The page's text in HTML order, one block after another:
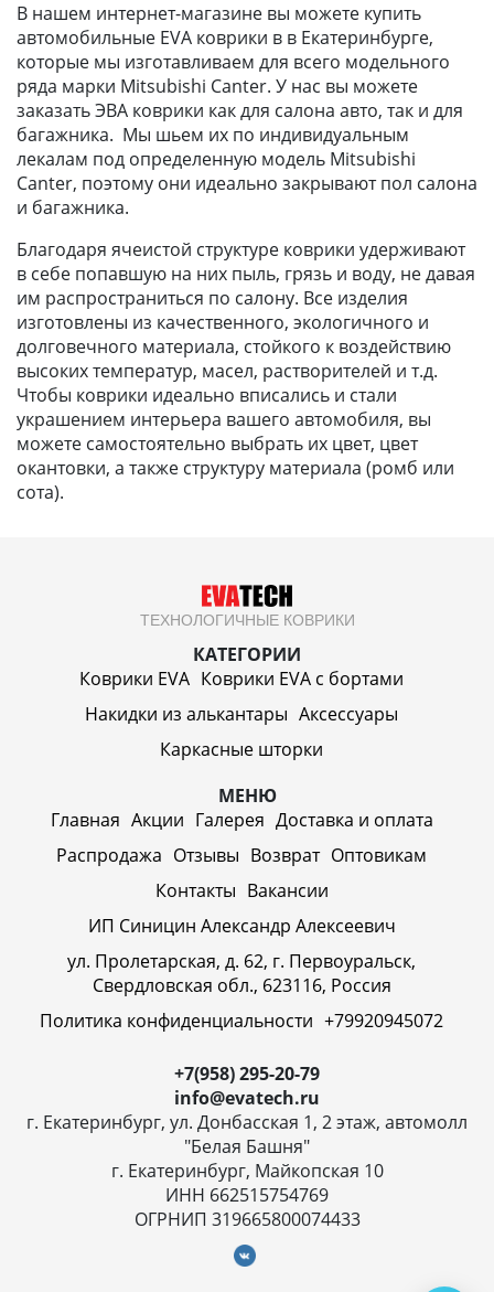
В нашем интернет-магазине вы можете купить
автомобильные EVA коврики в в Екатеринбурге,
которые мы изготавливаем для всего модельного
ряда марки Mitsubishi Canter. У нас вы можете
заказать ЭВА коврики как для салона авто, так и для
багажника. Мы шьем их по индивидуальным
лекалам под определенную модель Mitsubishi
Canter, поэтому они идеально закрывают пол салона
и багажника.
Благодаря ячеистой структуре коврики удерживают
в себе попавшую на них пыль, грязь и воду, не давая
им распространиться по салону. Все изделия
изготовлены из качественного, экологичного и
долговечного материала, стойкого к воздействию
высоких температур, масел, растворителей и т.д.
Чтобы коврики идеально вписались и стали
украшением интерьера вашего автомобиля, вы
можете самостоятельно выбрать их цвет, цвет
окантовки, а также структуру материала (ромб или
сота).
ТЕХНОЛОГИЧНЫЕ КОВРИКИ
КАТЕГОРИИ
Коврики EVA Коврики EVA c бортами
Накидки из алькантары Аксессуары
Каркасные шторки
МЕНЮ
Главная Акции Галерея Доставка и оплата
Распродажа Отзывы Возврат Оптовикам
Контакты Вакансии
ИП Синицин Александр Алексеевич
ул. Пролетарская, д. 62, г. Первоуральск,
Свердловская обл., 623116, Россия
Политика конфиденциальности +79920945072
+7(958) 295-20-79
info@evatech.ru
г. Екатеринбург, ул. Донбасская 1, 2 этаж, автомолл
"Белая Башня"
г. Екатеринбург, Майкопская 10
ИНН 662515754769
ОГРНИП 319665800074433